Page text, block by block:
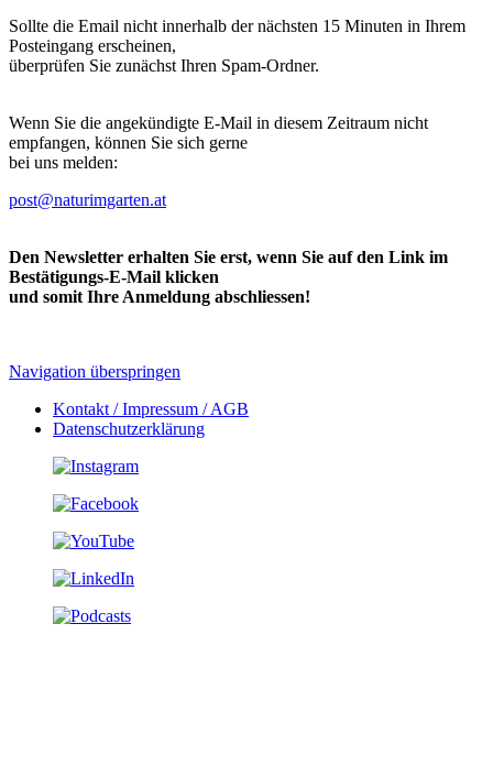
Sollte die Email nicht innerhalb der nächsten 15 Minuten in Ihrem
Posteingang erscheinen,
überprüfen Sie zunächst Ihren Spam-Ordner.
Wenn Sie die angekündigte E-Mail in diesem Zeitraum nicht
empfangen, können Sie sich gerne
bei uns melden:
post@naturimgarten.at
Den Newsletter erhalten Sie erst, wenn Sie auf den Link im
Bestätigungs-E-Mail klicken
und somit Ihre Anmeldung abschliessen!
Navigation überspringen
Kontakt / Impressum / AGB
Datenschutzerklärung